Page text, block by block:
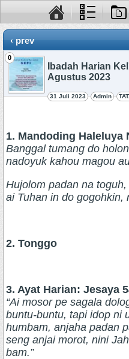
‹ prev
0
Ibadah Harian
Agustus 2023
31 Juli 2023 Admin
1. Mandoding Haleluya
Banggal tumang do
nadoyuk kahou magou
Hujolom padan na
ai Tuhan in do gogohkin,
2. Tonggo
3. Ayat Harian: Jesaya
“Ai mosor pe sagala
buntu-buntu, tapi idop ni
humbam, anjaha padan
seng anjai morot, nini
bam.”